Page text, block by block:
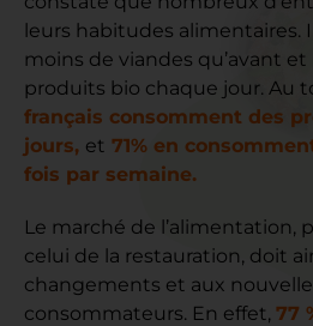
leurs habitudes alimentaires.
moins de viandes qu’avant
produits bio chaque jour. Au
français consomment des
jours, et 71% en
fois par semaine.
Le marché de l’alimentation,
celui de la restauration, doit
changements et aux
consommateurs. En effet, 77